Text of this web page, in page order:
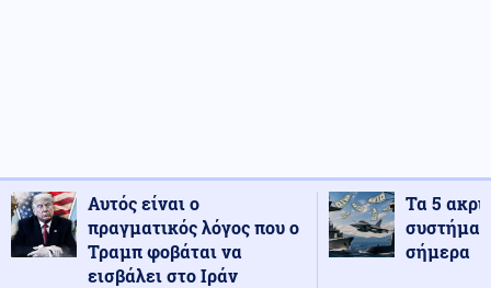
Αυτός είναι ο
πραγματικός λόγος που ο
Τραμπ φοβάται να
εισβάλει στο Ιράν
Τα 5
σήμερα